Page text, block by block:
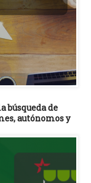
búsqueda de
autónomos y